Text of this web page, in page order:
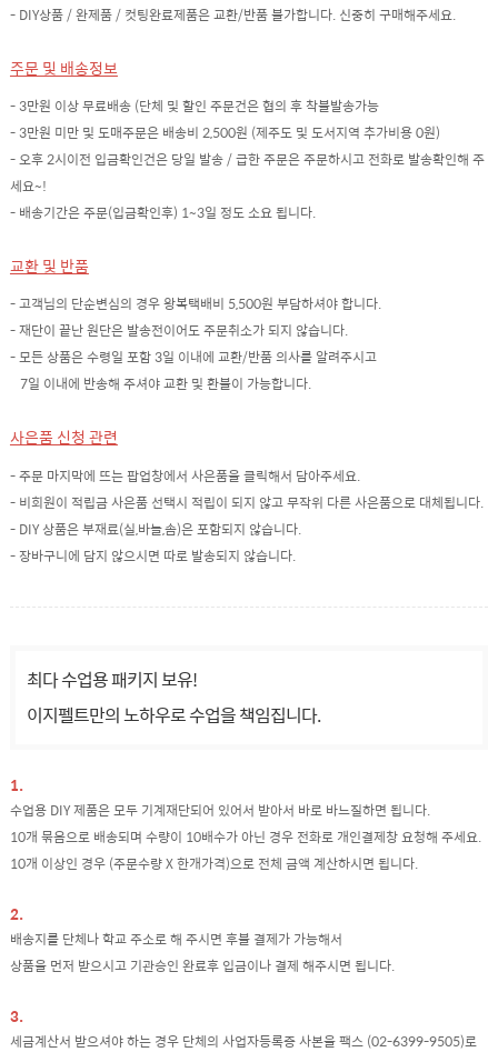
- DIY상품 / 완제품 / 컷팅완료제품은 교환/반품 불가합니다. 신중히 구매해주세요.
주문 및 배송정보
- 3만원 이상 무료배송 (단체 및 할인 주문건은 협의 후 착불발송가능
- 3만원 미만 및 도매주문은 배송비 2,500원 (제주도 및 도서지역 추가비용 0원)
- 오후 2시이전 입금확인건은 당일 발송 / 급한 주문은 주문하시고 전화로 발송확인해 주
세요~!
- 배송기간은 주문(입금확인후) 1~3일 정도 소요 됩니다.
교환 및 반품
- 고객님의 단순변심의 경우 왕복택배비 5,500원 부담하셔야 합니다.
- 재단이 끝난 원단은 발송전이어도 주문취소가 되지 않습니다.
- 모든 상품은 수령일 포함 3일 이내에 교환/반품 의사를 알려주시고
7일 이내에 반송해 주셔야 교환 및 환불이 가능합니다.
사은품 신청 관련
- 주문 마지막에 뜨는 팝업창에서 사은품을 클릭해서 담아주세요.
- 비회원이 적립금 사은품 선택시 적립이 되지 않고 무작위 다른 사은품으로 대체됩니다.
- DIY 상품은 부재료(실,바늘,솜)은 포함되지 않습니다.
- 장바구니에 담지 않으시면 따로 발송되지 않습니다.
최다 수업용 패키지 보유!
이지펠트만의 노하우로 수업을 책임집니다.
1.
수업용 DIY 제품은 모두 기계재단되어 있어서 받아서 바로 바느질하면 됩니다.
10개 묶음으로 배송되며 수량이 10배수가 아닌 경우 전화로 개인결제창 요청해 주세요.
10개 이상인 경우 (주문수량 X 한개가격)으로 전체 금액 계산하시면 됩니다.
2.
배송지를 단체나 학교 주소로 해 주시면 후불 결제가 가능해서
상품을 먼저 받으시고 기관승인 완료후 입금이나 결제 해주시면 됩니다.
3.
세금계산서 받으셔야 하는 경우 단체의 사업자등록증 사본을 팩스 (02-6399-9505)로